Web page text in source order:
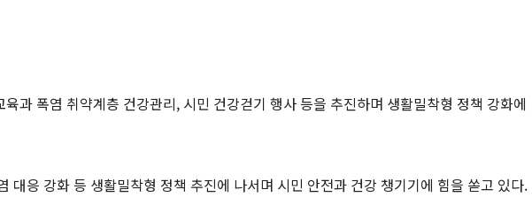
과 폭염 취약계층 건강관리, 시민 건강걷기 행사 등을 추진하며 생활밀착형 정책 강화에
대응 강화 등 생활밀착형 정책 추진에 나서며 시민 안전과 건강 챙기기에 힘을 쏟고 있다.